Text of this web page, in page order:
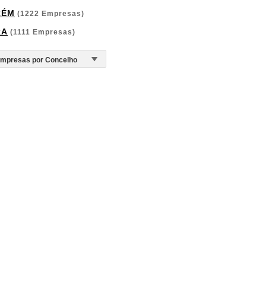
(1222 Empresas)
(1111 Empresas)